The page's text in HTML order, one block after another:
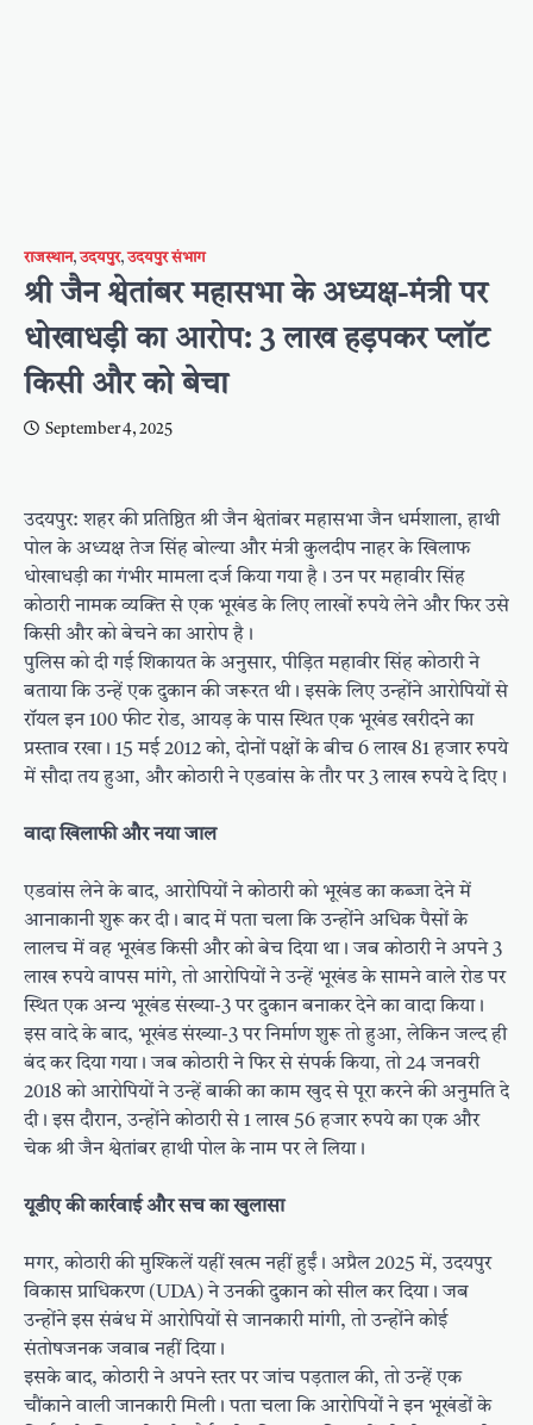
राजस्थान, उदयपुर, उदयपुर संभाग
​श्री जैन श्वेतांबर महासभा के अध्यक्ष-मंत्री पर
धोखाधड़ी का आरोप: 3 लाख हड़पकर प्लॉट
किसी और को बेचा
September 4, 2025
उदयपुर: शहर की प्रतिष्ठित श्री जैन श्वेतांबर महासभा जैन धर्मशाला, हाथी
पोल के अध्यक्ष तेज सिंह बोल्या और मंत्री कुलदीप नाहर के खिलाफ
धोखाधड़ी का गंभीर मामला दर्ज किया गया है। उन पर महावीर सिंह
कोठारी नामक व्यक्ति से एक भूखंड के लिए लाखों रुपये लेने और फिर उसे
किसी और को बेचने का आरोप है।
​पुलिस को दी गई शिकायत के अनुसार, पीड़ित महावीर सिंह कोठारी ने
बताया कि उन्हें एक दुकान की जरूरत थी। इसके लिए उन्होंने आरोपियों से
रॉयल इन 100 फीट रोड, आयड़ के पास स्थित एक भूखंड खरीदने का
प्रस्ताव रखा। 15 मई 2012 को, दोनों पक्षों के बीच 6 लाख 81 हजार रुपये
में सौदा तय हुआ, और कोठारी ने एडवांस के तौर पर 3 लाख रुपये दे दिए।
​वादा खिलाफी और नया जाल
​एडवांस लेने के बाद, आरोपियों ने कोठारी को भूखंड का कब्जा देने में
आनाकानी शुरू कर दी। बाद में पता चला कि उन्होंने अधिक पैसों के
लालच में वह भूखंड किसी और को बेच दिया था। जब कोठारी ने अपने 3
लाख रुपये वापस मांगे, तो आरोपियों ने उन्हें भूखंड के सामने वाले रोड पर
स्थित एक अन्य भूखंड संख्या-3 पर दुकान बनाकर देने का वादा किया।
​इस वादे के बाद, भूखंड संख्या-3 पर निर्माण शुरू तो हुआ, लेकिन जल्द ही
बंद कर दिया गया। जब कोठारी ने फिर से संपर्क किया, तो 24 जनवरी
2018 को आरोपियों ने उन्हें बाकी का काम खुद से पूरा करने की अनुमति दे
दी। इस दौरान, उन्होंने कोठारी से 1 लाख 56 हजार रुपये का एक और
चेक श्री जैन श्वेतांबर हाथी पोल के नाम पर ले लिया।
​यूडीए की कार्रवाई और सच का खुलासा
​मगर, कोठारी की मुश्किलें यहीं खत्म नहीं हुईं। अप्रैल 2025 में, उदयपुर
विकास प्राधिकरण (UDA) ने उनकी दुकान को सील कर दिया। जब
उन्होंने इस संबंध में आरोपियों से जानकारी मांगी, तो उन्होंने कोई
संतोषजनक जवाब नहीं दिया।
​इसके बाद, कोठारी ने अपने स्तर पर जांच पड़ताल की, तो उन्हें एक
चौंकाने वाली जानकारी मिली। पता चला कि आरोपियों ने इन भूखंडों के